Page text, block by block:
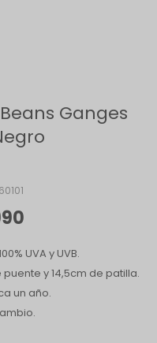
Ganges
UVA y UVB.
y 14,5cm de patilla.
un año.